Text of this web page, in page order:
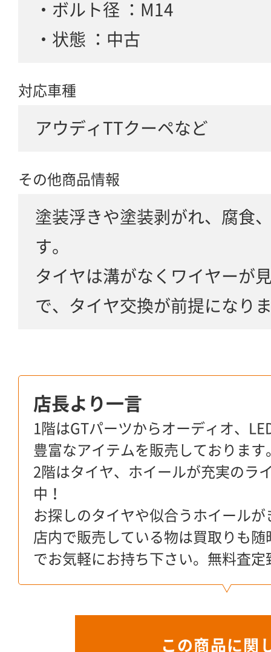
・ボルト径 ：M14
・状態 ：中古
対応車種
アウディTTクーペなど
その他商品情報
塗装浮きや塗装剥がれ、腐食
す。
タイヤは溝がなくワイヤーが
で、タイヤ交換が前提になり
店長より一言
1階はGTパーツからオーディオ、
豊富なアイテムを販売しております
2階はタイヤ、ホイールが充実のラ
中！
お探しのタイヤや似合うホイール
店内で販売している物は買取りも
でお気軽にお持ち下さい。無料査定
この商品に関